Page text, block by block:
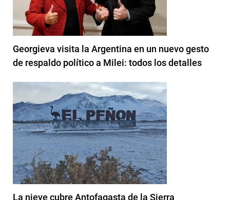
Georgieva visita la Argentina en un nuevo gesto
de respaldo político a Milei: todos los detalles
La nieve cubre Antofagasta de la Sierra